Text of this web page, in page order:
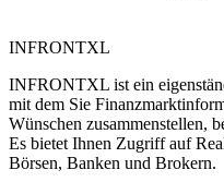
INFRONTXL
INFRONTXL ist ein
mit dem Sie
Wünschen zusammenstellen,
Es bietet Ihnen Zugriff auf
Börsen, Banken und Brokern.